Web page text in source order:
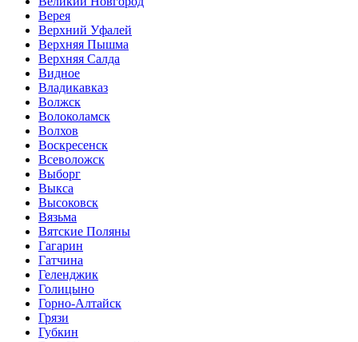
Верея
Верхний Уфалей
Верхняя Пышма
Верхняя Салда
Видное
Владикавказ
Волжск
Волоколамск
Волхов
Воскресенск
Всеволожск
Выборг
Выкса
Высоковск
Вязьма
Вятские Поляны
Гагарин
Гатчина
Геленджик
Голицыно
Горно-Алтайск
Грязи
Губкин